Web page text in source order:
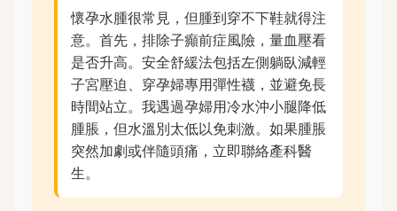
懷孕水腫很常見，但腫到穿不下鞋就得注
意。首先，排除子癲前症風險，量血壓看
是否升高。安全舒緩法包括左側躺臥減輕
子宮壓迫、穿孕婦專用彈性襪，並避免長
時間站立。我遇過孕婦用冷水沖小腿降低
腫脹，但水溫別太低以免刺激。如果腫脹
突然加劇或伴隨頭痛，立即聯絡產科醫
生。